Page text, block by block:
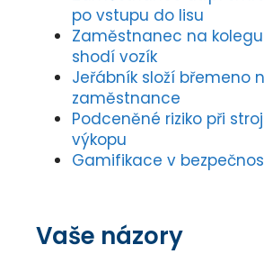
po vstupu do lisu
Zaměstnanec na
shodí vozík
Jeřábník složí břemeno
zaměstnance
Podceněné riziko při
výkopu
Gamifikace v
Vaše názory